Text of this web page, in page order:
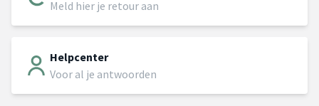
Meld hier je retour aan
Helpcenter
Voor al je antwoorden